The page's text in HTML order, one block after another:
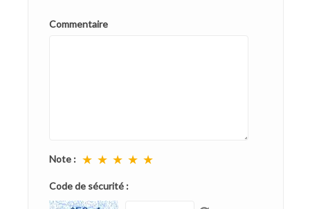
Commentaire
Note : ★ ★ ★ ★ ★
Code de sécurité :